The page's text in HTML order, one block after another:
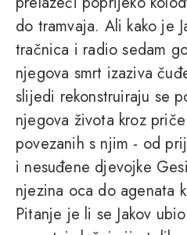
do tramvaja. Ali kako je
tračnica i radio sedam
njegova smrt izaziva
slijedi rekonstruiraju se
njegova života kroz
povezanih s njim - od
i nesuđene djevojke
njezina oca do agenata
Pitanje je li se Jakov